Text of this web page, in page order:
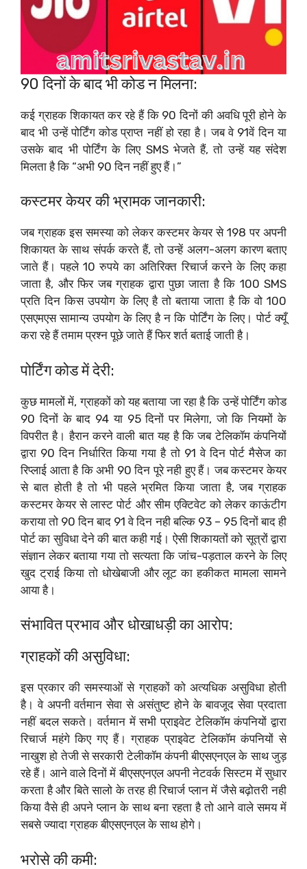
90 दिनों के बाद भी कोड न मिलना:
कई ग्राहक शिकायत कर रहे हैं कि 90 दिनों की अवधि पूरी होने के
बाद भी उन्हें पोर्टिंग कोड प्राप्त नहीं हो रहा है। जब वे 91वें दिन या
उसके बाद भी पोर्टिंग के लिए SMS भेजते हैं, तो उन्हें यह संदेश
मिलता है कि “अभी 90 दिन नहीं हुए हैं।”
कस्टमर केयर की भ्रामक जानकारी:
जब ग्राहक इस समस्या को लेकर कस्टमर केयर से 198 पर अपनी
शिकायत के साथ संपर्क करते हैं, तो उन्हें अलग-अलग कारण बताए
जाते हैं। पहले 10 रुपये का अतिरिक्त रिचार्ज करने के लिए कहा
जाता है, और फिर जब ग्राहक द्वारा पुछा जाता है कि 100 SMS
प्रति दिन किस उपयोग के लिए है तो बताया जाता है कि वो 100
एसएमएस सामान्य उपयोग के लिए है न कि पोर्टिंग के लिए। पोर्ट क्यूँ
करा रहे हैं तमाम प्रश्न पूछे जाते हैं फिर शर्त बताई जाती है।
पोर्टिंग कोड में देरी:
कुछ मामलों में, ग्राहकों को यह बताया जा रहा है कि उन्हें पोर्टिंग कोड
90 दिनों के बाद 94 या 95 दिनों पर मिलेगा, जो कि नियमों के
विपरीत है। हैरान करने वाली बात यह है कि जब टेलिकॉम कंपनियों
द्वारा 90 दिन निर्धारित किया गया है तो 91 वे दिन पोर्ट मैसेज का
रिप्लाई आता है कि अभी 90 दिन पूरे नही हुए हैं। जब कस्टमर केयर
से बात होती है तो भी पहले भ्रमित किया जाता है, जब ग्राहक
कस्टमर केयर से लास्ट पोर्ट और सीम एक्टिवेट को लेकर काऊंटीग
कराया तो 90 दिन बाद 91 वे दिन नही बल्कि 93 – 95 दिनों बाद ही
पोर्ट का सुविधा देने की बात कही गई। ऐसी शिकायतों को सूत्रों द्वारा
संज्ञान लेकर बताया गया तो सत्यता कि जांच-पड़ताल करने के लिए
खुद ट्राई किया तो धोखेबाजी और लूट का हकीकत मामला सामने
आया है।
संभावित प्रभाव और धोखाधड़ी का आरोप:
ग्राहकों की असुविधा:
इस प्रकार की समस्याओं से ग्राहकों को अत्यधिक असुविधा होती
है। वे अपनी वर्तमान सेवा से असंतुष्ट होने के बावजूद सेवा प्रदाता
नहीं बदल सकते। वर्तमान में सभी प्राइवेट टेलिकॉम कंपनियों द्वारा
रिचार्ज महंगे किए गए हैं। ग्राहक प्राइवेट टेलिकॉम कंपनियों से
नाखुश हो तेजी से सरकारी टेलीकॉम कंपनी बीएसएनएल के साथ जुड़
रहे हैं। आने वाले दिनों में बीएसएनएल अपनी नेटवर्क सिस्टम में सुधार
करता है और बिते सालो के तरह ही रिचार्ज प्लान में जैसे बढ़ोतरी नही
किया वैसे ही अपने प्लान के साथ बना रहता है तो आने वाले समय में
सबसे ज्यादा ग्राहक बीएसएनएल के साथ होगे।
भरोसे की कमी: